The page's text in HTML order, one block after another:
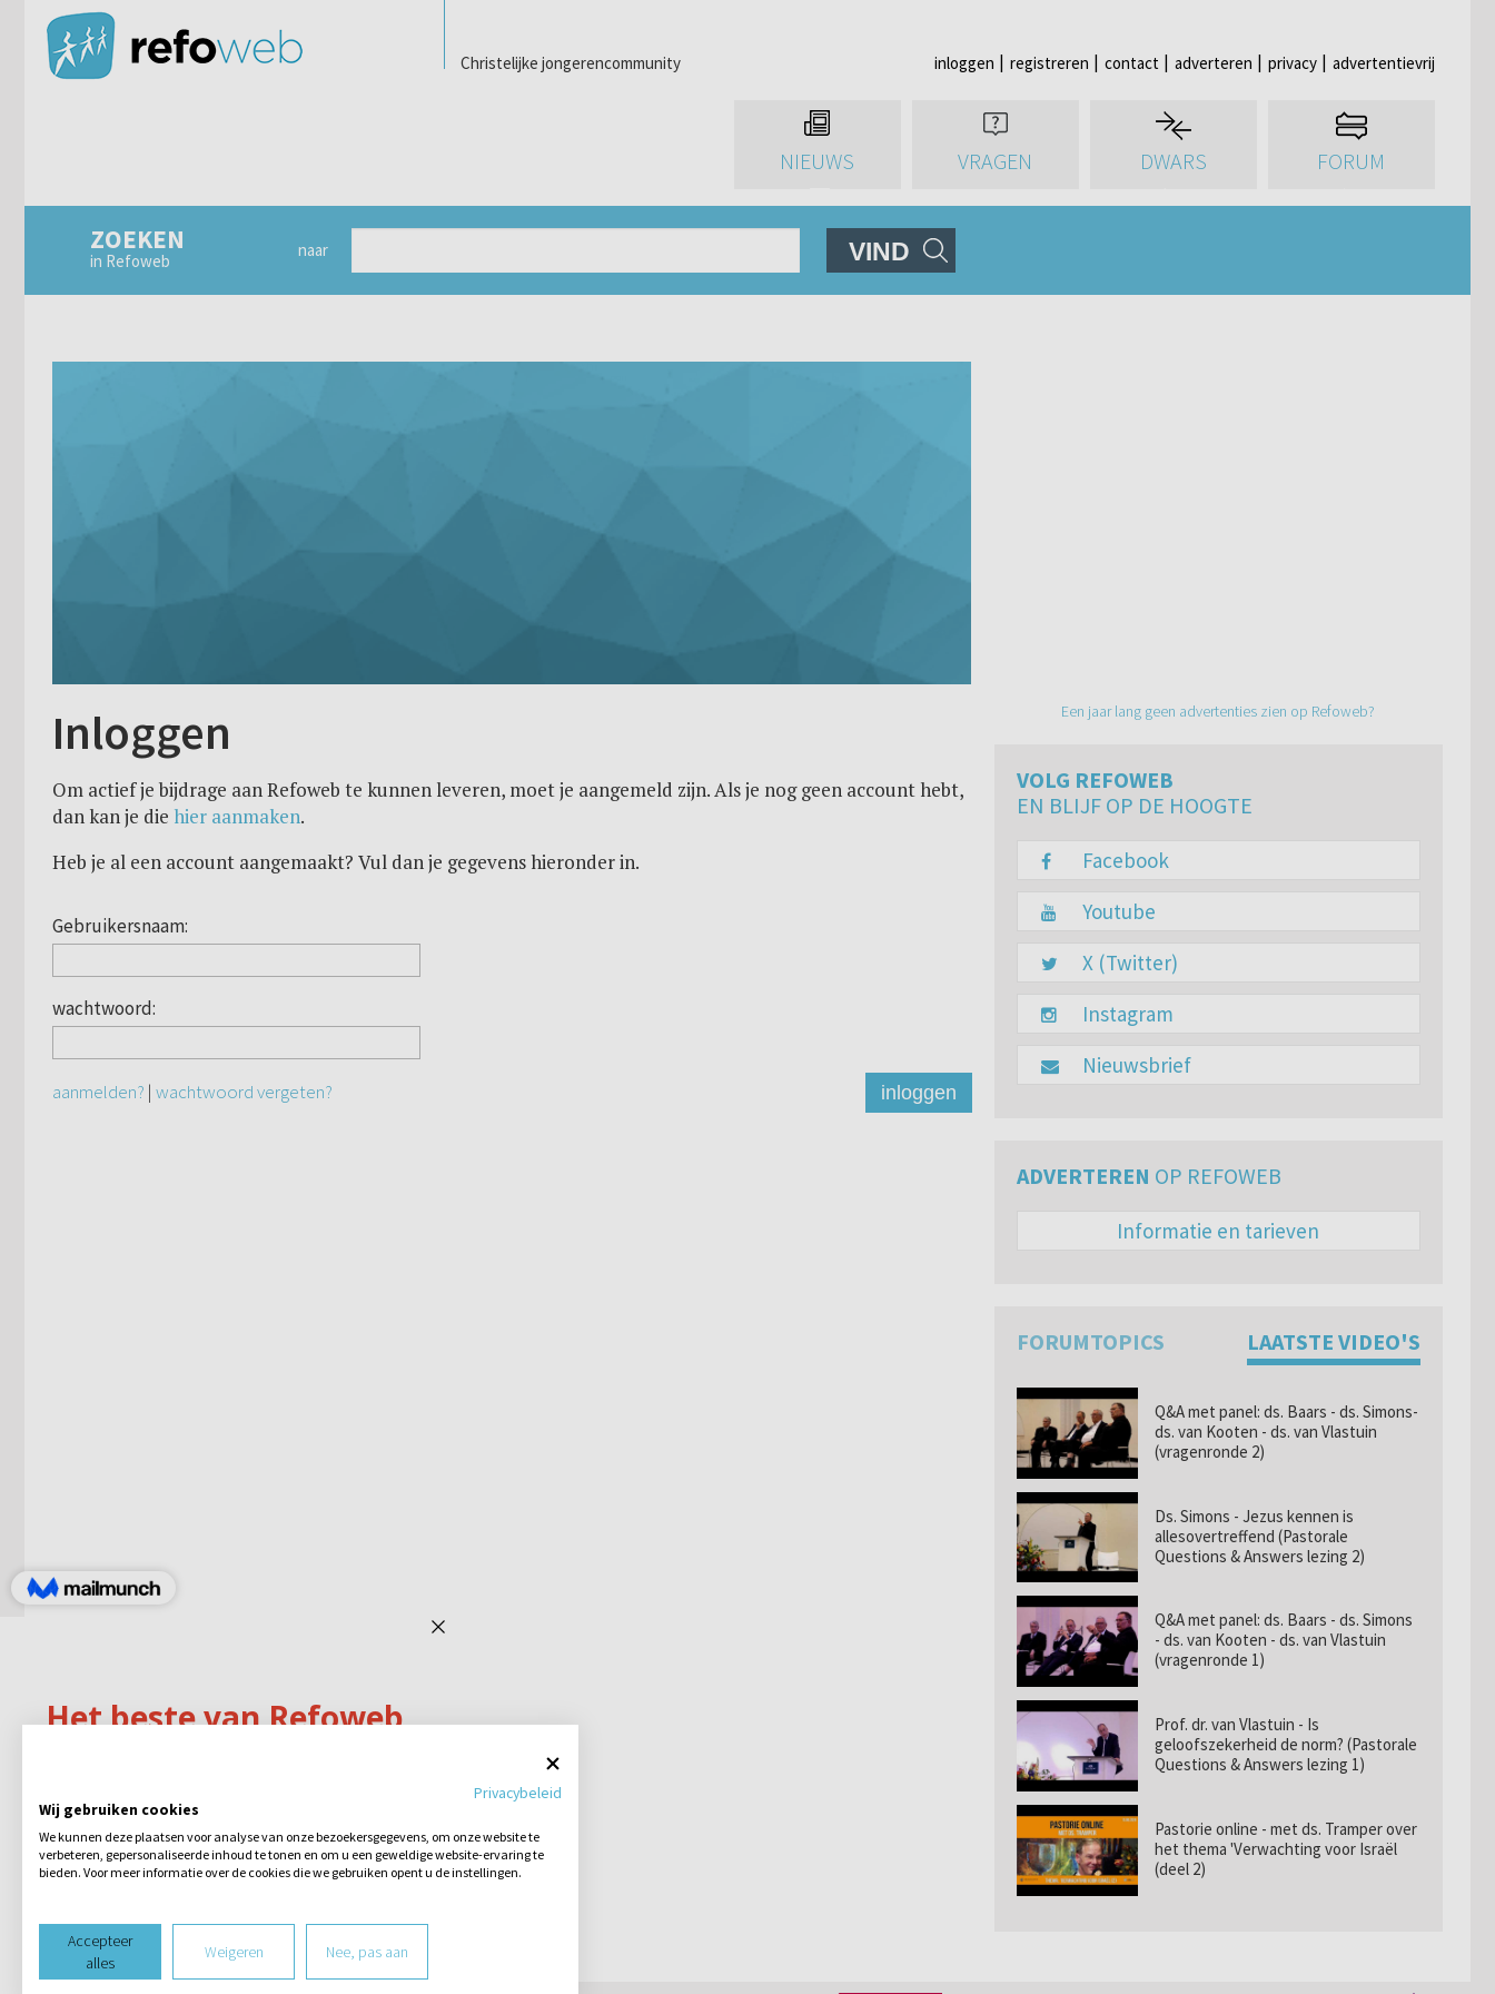
Christelijke jongerencommunity inloggen registreren contact adverteren privacy advertentievrij
NIEUWS VRAGEN DWARS FORUM
ZOEKEN
in Refoweb
naar VIND
Inloggen
Om actief je bijdrage aan Refoweb te kunnen leveren, moet je aangemeld zijn. Als je nog geen account hebt,
dan kan je die hier aanmaken.
Heb je al een account aangemaakt? Vul dan je gegevens hieronder in.
Gebruikersnaam:
wachtwoord:
aanmelden? | wachtwoord vergeten? inloggen
Een jaar lang geen advertenties zien op Refoweb?
VOLG REFOWEB
EN BLIJF OP DE HOOGTE
Facebook
Youtube
X (Twitter)
Instagram
Nieuwsbrief
ADVERTEREN OP REFOWEB
Informatie en tarieven
FORUMTOPICS LAATSTE VIDEO'S
Q&A met panel: ds. Baars - ds. Simons-
ds. van Kooten - ds. van Vlastuin
(vragenronde 2)
Ds. Simons - Jezus kennen is
allesovertreffend (Pastorale
Questions & Answers lezing 2)
Q&A met panel: ds. Baars - ds. Simons
- ds. van Kooten - ds. van Vlastuin
(vragenronde 1)
Prof. dr. van Vlastuin - Is
geloofszekerheid de norm? (Pastorale
Questions & Answers lezing 1)
Pastorie online - met ds. Tramper over
het thema 'Verwachting voor Israël
(deel 2)
Privacybeleid
Wij gebruiken cookies
We kunnen deze plaatsen voor analyse van onze bezoekersgegevens, om onze website te
verbeteren, gepersonaliseerde inhoud te tonen en om u een geweldige website-ervaring te
bieden. Voor meer informatie over de cookies die we gebruiken opent u de instellingen.
Accepteer
alles
Weigeren Nee, pas aan